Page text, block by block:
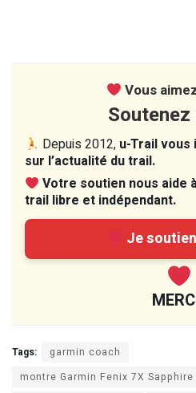
Vous
Depuis 2012, u-Trail
sur l’actualité du trail.
Votre soutien nous aide
trail libre et indépendant.
Je
Tags:
garmin coach
montre Garmin Fenix 7X